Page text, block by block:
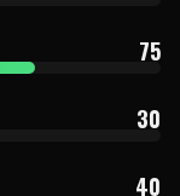
75
30
40